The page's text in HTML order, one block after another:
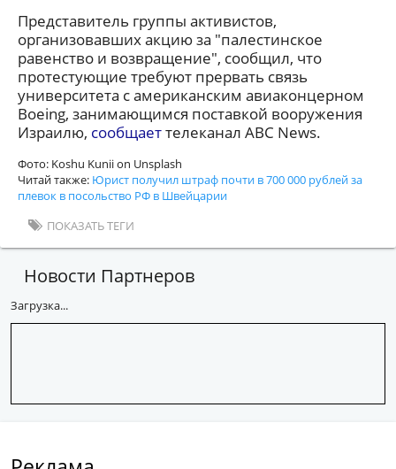
Представитель группы активистов,
организовавших акцию за "палестинское
равенство и возвращение", сообщил, что
протестующие требуют прервать связь
университета с американским авиаконцерном
Boeing, занимающимся поставкой вооружения
Израилю, сообщаеттелеканал ABC News.
Фото: Koshu Kunii on Unsplash
Читай также: Юрист получил штраф почти в 700 000 рублей за
плевок в посольство РФ в Швейцарии
ПОКАЗАТЬ ТЕГИ
Новости Партнеров
Загрузка...